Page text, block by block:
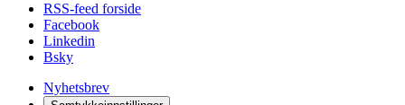
RSS-feed forside
Facebook
Linkedin
Bsky
Nyhetsbrev